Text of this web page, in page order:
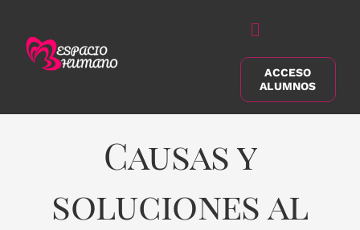
contenido
Alternar
navegación
Buscar:
ACCESO
ALUMNOS
Causas y
soluciones al